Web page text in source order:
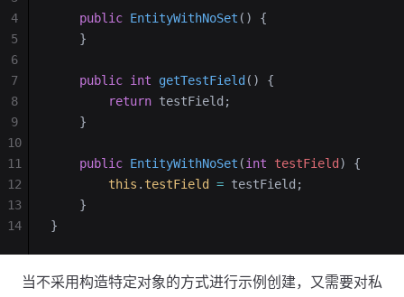
    public
EntityWithNoSet ()
{
    }
    public
int getTestField ()
{
        return
testField;
    }
    public
EntityWithNoSet (int testField )
{
        this
. testField = testField;
    }
}
4
5
6
7
8
9
10
11
12
13
14
当不采用构造特定对象的方式进行示例创建，又需要对私